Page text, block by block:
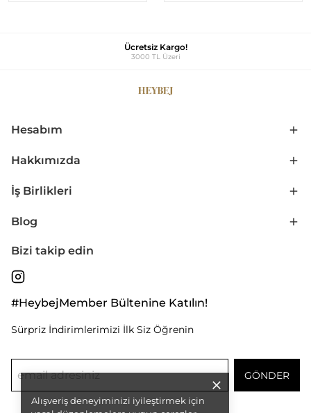
Alışveriş deneyiminizi iyileştirmek için
Ücretsiz Kargo!
3000 TL Üzeri
Hesabım
Hakkımızda
İş Birlikleri
Blog
Bizi takip edin
#HeybejMember Bültenine Katılın!
Sürpriz İndirimlerimizi İlk Siz Öğrenin
GÖNDER